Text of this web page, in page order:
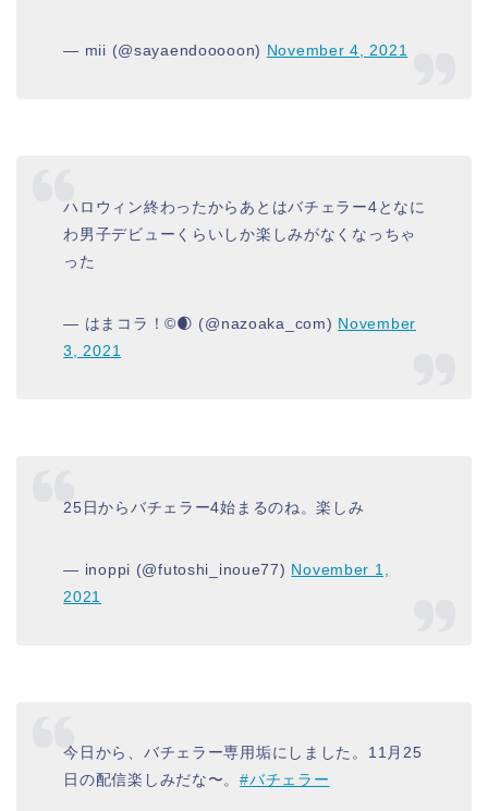
— mii (@sayaendooooon) November 4, 2021
ハロウィン終わったからあとはバチェラー4となに
わ男子デビューくらいしか楽しみがなくなっちゃ
った
— はまコラ！©🌒 (@nazoaka_com) November
3, 2021
25日からバチェラー4始まるのね。楽しみ
— inoppi (@futoshi_inoue77) November 1,
2021
今日から、バチェラー専用垢にしました。11月25
日の配信楽しみだな〜。#バチェラー